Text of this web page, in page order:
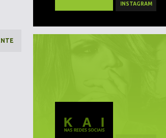
INSTAGRAM